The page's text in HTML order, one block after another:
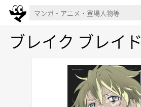
ブレイク ブレイド